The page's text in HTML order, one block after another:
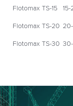
Flotomax TS-15 15-
Flotomax TS-20
Flotomax TS-30